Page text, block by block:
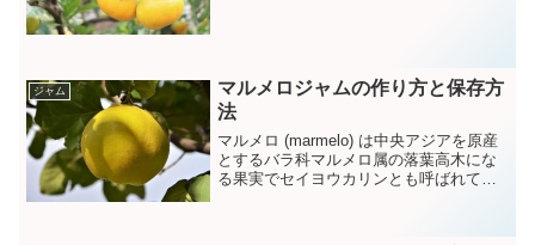
ジャム
マルメロジャムの作り方と保存方
法
マルメロ (marmelo) は中央アジアを原産
とするバラ科マルメロ属の落葉高木にな
る果実でセイヨウカリンとも呼ばれてい